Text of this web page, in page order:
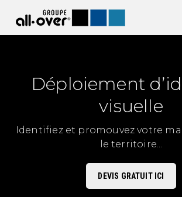
Déploiement
visuelle
Identifiez et promouvez votre
le territoire...
DEVIS GRATUIT ICI